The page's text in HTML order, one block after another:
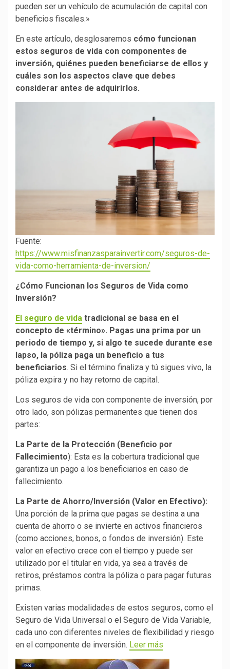
pueden ser un vehículo de acumulación de capital con
beneficios fiscales.»
En este artículo, desglosaremos cómo funcionan
estos seguros de vida con componentes de
inversión, quiénes pueden beneficiarse de ellos y
cuáles son los aspectos clave que debes
considerar antes de adquirirlos.
Fuente:
https://www.misfinanzasparainvertir.com/seguros-de-
vida-como-herramienta-de-inversion/
¿Cómo Funcionan los Seguros de Vida como
Inversión?
El seguro de vida tradicional se basa en el
concepto de «término». Pagas una prima por un
periodo de tiempo y, si algo te sucede durante ese
lapso, la póliza paga un beneficio a tus
beneficiarios. Si el término finaliza y tú sigues vivo, la
póliza expira y no hay retorno de capital.
Los seguros de vida con componente de inversión, por
otro lado, son pólizas permanentes que tienen dos
partes:
La Parte de la Protección (Beneficio por
Fallecimiento): Esta es la cobertura tradicional que
garantiza un pago a los beneficiarios en caso de
fallecimiento.
La Parte de Ahorro/Inversión (Valor en Efectivo):
Una porción de la prima que pagas se destina a una
cuenta de ahorro o se invierte en activos financieros
(como acciones, bonos, o fondos de inversión). Este
valor en efectivo crece con el tiempo y puede ser
utilizado por el titular en vida, ya sea a través de
retiros, préstamos contra la póliza o para pagar futuras
primas.
Existen varias modalidades de estos seguros, como el
Seguro de Vida Universal o el Seguro de Vida Variable,
cada uno con diferentes niveles de flexibilidad y riesgo
en el componente de inversión. Leer más